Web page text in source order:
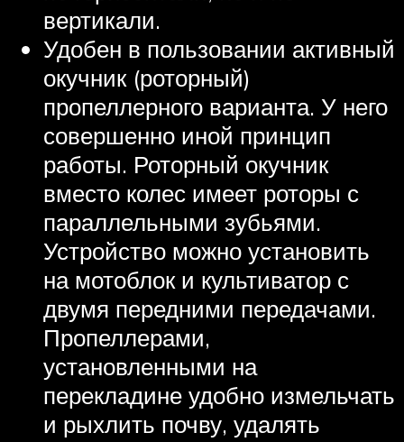
вертикали.
Удобен в пользовании активный
окучник (роторный)
пропеллерного варианта. У него
совершенно иной принцип
работы. Роторный окучник
вместо колес имеет роторы с
параллельными зубьями.
Устройство можно установить
на мотоблок и культиватор с
двумя передними передачами.
Пропеллерами,
установленными на
перекладине удобно измельчать
и рыхлить почву, удалять